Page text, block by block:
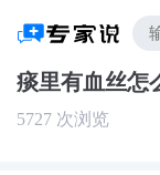
痰里有血丝怎
5727 次浏览